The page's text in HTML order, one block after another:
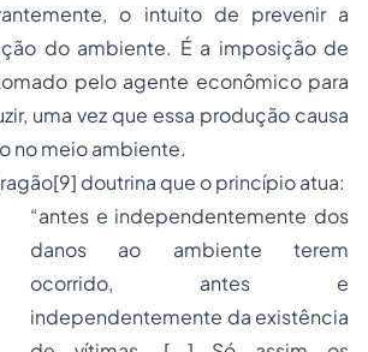
o intuito de prevenir a
do ambiente. É a imposição de
pelo agente econômico para
uma vez que essa produção causa
no meio ambiente.
[9] doutrina que o princípio atua:
“antes e independentemente dos
danos ao ambiente terem
ocorrido, antes e
independentemente da existência